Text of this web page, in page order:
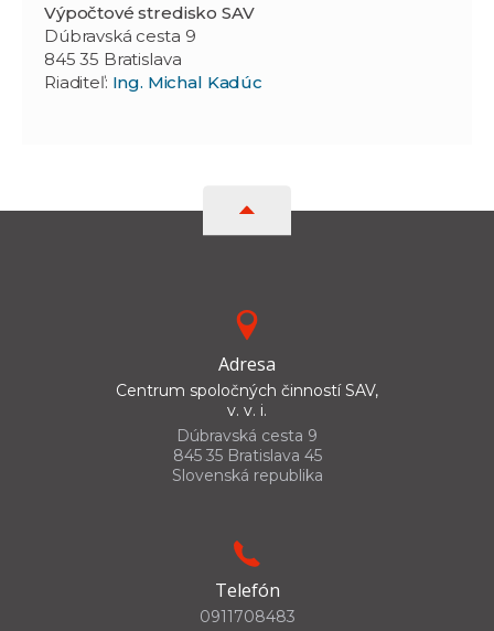
Výpočtové stredisko SAV
Dúbravská cesta 9
845 35 Bratislava
Riaditeľ: Ing. Michal Kadúc
Adresa
Centrum spoločných činností SAV,
v. v. i.
Dúbravská cesta 9
845 35 Bratislava 45
Slovenská republika
Telefón
0911708483